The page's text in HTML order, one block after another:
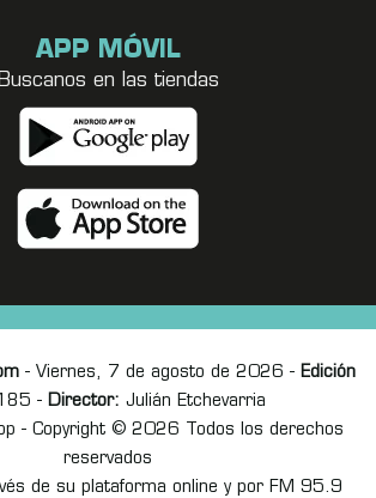
APP MÓVIL
Buscanos en las tiendas
- Viernes, 7 de agosto de 2026 - Edición
- Director: Julián Etchevarria
- Copyright © 2026 Todos los derechos
reservados
de su plataforma online y por FM 95.9